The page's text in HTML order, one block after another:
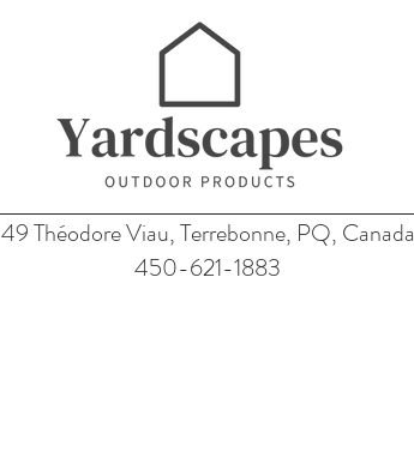
49 Théodore Viau, Terrebonne, PQ, Canada
450-621-1883